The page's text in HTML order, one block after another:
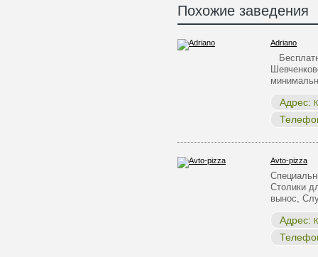
Похожие заведения
Adriano
Адрес:
Avto-pizza
Столики
вынос,
Адрес: